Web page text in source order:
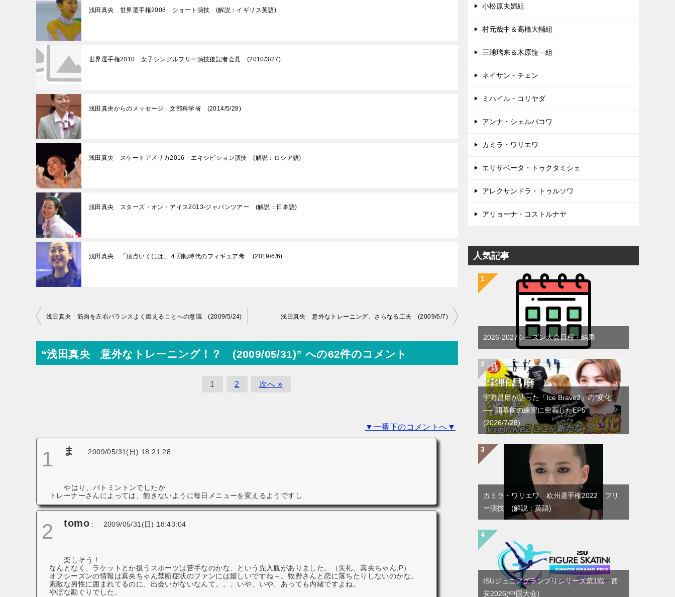
浅田真央 世界選手権2008 ショート演技 (解説：イギリス英語)
世界選手権2010 女子シングルフリー演技後記者会見 (2010/3/27)
浅田真央からのメッセージ 文部科学省 (2014/5/28)
浅田真央 スケートアメリカ2016 エキシビション演技 (解説：ロシア語)
浅田真央 スターズ・オン・アイス2013-ジャパンツアー (解説：日本語)
浅田真央 「頂点いくには」４回転時代のフィギュア考 (2019/6/6)
投
ビ
ン
浅田真央 筋肉を左右バランスよく鍛えることへの意識 (2009/5/24) 浅田真央 意外なトレーニング、さらなる工夫 (2009/6/7)
“浅田真央 意外なトレーニング！？ (2009/05/31)” への62件のコメント
1 2 次へ »
▼一番下のコメントへ▼
1 ま : 2009/05/31(日) 18:21:28
やはり、バトミントンでしたか
トレーナーさんによっては、飽きないように毎日メニューを変えるようですし
2 tomo : 2009/05/31(日) 18:43:04
楽しそう！
なんとなく、ラケットとか扱うスポーツは苦手なのかな、という先入観がありました。（失礼、真央ちゃん;P）
オフシーズンの情報は真央ちゃん禁断症状のファンには嬉しいですね～。牧野さんと恋に落ちたりしないのかな。
素敵な男性に囲まれてるのに、出会いがないなんて。。。いや、いや、あっても内緒ですよね。
やぼな勘ぐりでした。
小松原夫婦組
村元哉中＆高橋大輔組
三浦璃来＆木原龍一組
ネイサン・チェン
ミハイル・コリヤダ
アンナ・シェルバコワ
カミラ・ワリエワ
エリザベータ・トゥクタミシェ
アレクサンドラ・トゥルソワ
アリョーナ・コストルナヤ
人気記事
2026-2027シーズン大会日程・結果
宇野昌磨が語った「Ice Brave2」の“変化”
── 開幕前の練習に密着したEP5
(2026/7/28)
カミラ・ワリエワ 欧州選手権2022 フリ
ー演技 (解説：英語)
ISUジュニアグランプリシリーズ第1戦 西
安2026(中国大会)